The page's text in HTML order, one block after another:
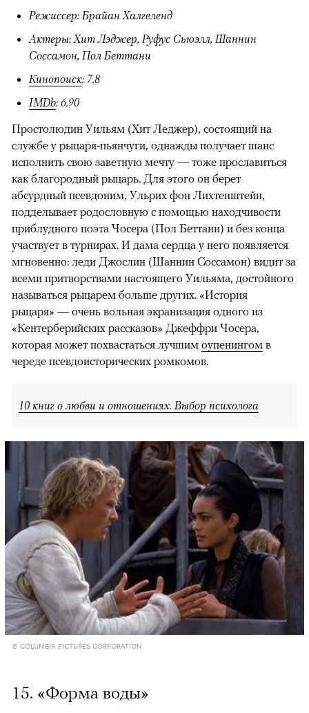
Режиссер: Брайан Халгеленд
Актеры: Хит Лэджер, Руфус Сьюэлл, Шаннин
Соссамон, Пол Беттани
Кинопоиск: 7.8
IMDb: 6.90
Простолюдин Уильям (Хит Леджер), состоящий на
службе у рыцаря-пьянчуги, однажды получает шанс
исполнить свою заветную мечту — тоже прославиться
как благородный рыцарь. Для этого он берет
абсурдный псевдоним, Ульрих фон Лихтенштейн,
подделывает родословную с помощью находчивости
приблудного поэта Чосера (Пол Беттани) и без конца
участвует в турнирах. И дама сердца у него появляется
мгновенно: леди Джослин (Шаннин Соссамон) видит за
всеми притворствами настоящего Уильяма, достойного
называться рыцарем больше других. «История
рыцаря» — очень вольная экранизация одного из
«Кентерберийских рассказов» Джеффри Чосера,
которая может похвастаться лучшим оупенингом в
череде псевдоисторических ромкомов.
10 книг о любви и отношениях. Выбор психолога
© COLUMBIA PICTURES CORPORATION
15. «Форма воды»